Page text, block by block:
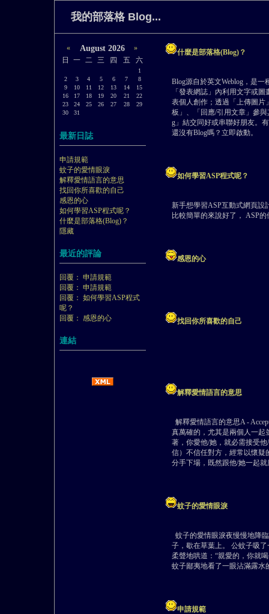
我的部落格 Blog...
« August 2026
»
日
一 二 三 四 五 六
1
2
3 4 5 6 7
8
9
10 11 12 13 14
15
16
17 18 19 20 21
22
23
24 25 26 27 28
29
30
31
最新日誌
申請規範
蚊子的愛情眼淚
解釋愛情語言的意思
找回你所喜歡的自己
感恩的心
如何學習ASP程式呢？
什麼是部落格(Blog)？
隱藏
最近的評論
回覆： 申請規範
回覆： 申請規範
回覆： 如何學習ASP程式
呢？
回覆： 感恩的心
連結
什麼是部落格(Blog)？
Blog源自於英文Weblog，是
「發表網誌」內利用文字或
表個人創作；透過「上傳圖片
板」、「回應/引用文章」參
g」結交同好或串聯好朋友。
還沒有Blog嗎？立即啟動。
如何學習ASP程式呢？
新手想學習ASP互動式網頁設
比較簡單的來說好了， ASP
感恩的心
找回你所喜歡的自己
解釋愛情語言的意思
解釋愛情語言的意思A -
真萬確的，尤其是兩個人一起
著，你愛他/她，就必需接受
信）不信任對方，經常以懷疑
分手下場，既然跟他/她一起
蚊子的愛情眼淚
蚊子的愛情眼淚夜慢慢地降
子，歇在草葉上。 公蚊子吸
柔聲地哄道：“親愛的，你就
蚊子鄙夷地看了一眼沾滿露水
申請規範